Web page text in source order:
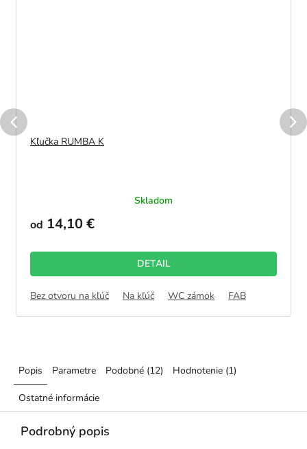
Kľučka RUMBA K
Skladom
od 14,10 €
DETAIL
Bez otvoru na kľúč Na kľúč WC zámok FAB
Popis Parametre Podobné (12) Hodnotenie (1)
Ostatné informácie
Podrobný popis